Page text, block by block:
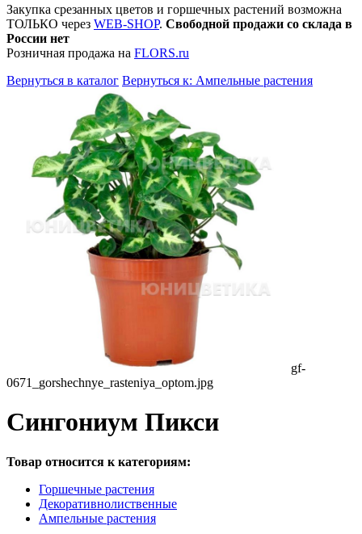
Закупка срезанных цветов и горшечных растений возможна
ТОЛЬКО через WEB-SHOP. Свободной продажи со склада в
России нет
Розничная продажа на FLORS.ru
Вернуться в каталог Вернуться к: Ампельные растения
gf-
0671_gorshechnye_rasteniya_optom.jpg
Сингониум Пикси
Товар относится к категориям:
Горшечные растения
Декоративнолиственные
Ампельные растения